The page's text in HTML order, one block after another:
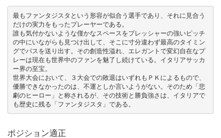
最もファンタジスタという形容が似合う選手であり、それに見合う
だけの実力をもったプレーヤーである。
誰も気付かないような僅かなスペースをプレッシャーの強いピッチ
の中にいながらも見つけ出して、そこに寸分違わず最高のタイミン
グでパスを送り出す。その創造性溢れ、エレガントで変幻自在なプ
レーは現在も世界中のファンを魅了し続けている。イタリアサッカ
ー界の至宝。
世界大会において、３大会での敗退はいずれもＰＫによるもので、
優勝できなかったのは、不運としか言いようがない。そのため「悲
劇のヒーロー」と称されるが、その技術と勝負強さは、イタリアで
も歴史に残る「ファンタジスタ」である。
ポジション適正